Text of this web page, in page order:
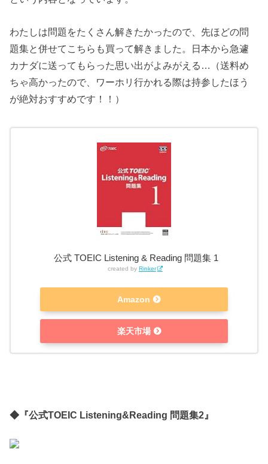
わたしは問題をたくさん解きたかったので、先ほどの問
題集と併せてこちらも買って解きました。日本から急遽
カナダに送ってもらった思い出がよみがえる…（送料め
ちゃ高かったので、ワーホリ行かれる際は持参したほう
が絶対おすすめです！！）
公式 TOEIC Listening & Reading 問題集 1
created by Rinker
Amazon
楽天市場
◆『公式TOEIC Listening&Reading 問題集2』